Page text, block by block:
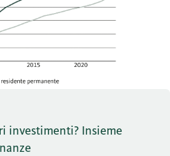
investimenti? Insieme